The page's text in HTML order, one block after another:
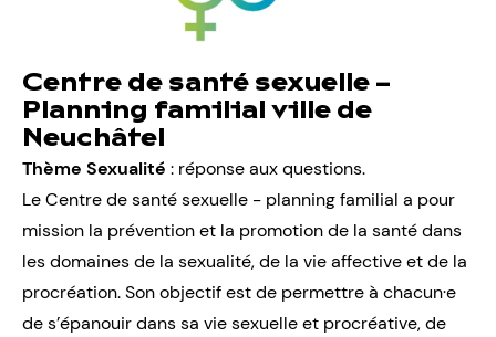
Centre de santé sexuelle –
Planning familial ville de
Neuchâtel
Thème Sexualité : réponse aux questions.
Le Centre de santé sexuelle - planning familial a pour
mission la prévention et la promotion de la santé dans
les domaines de la sexualité, de la vie affective et de la
procréation. Son objectif est de permettre à chacun·e
de s’épanouir dans sa vie sexuelle et procréative, de